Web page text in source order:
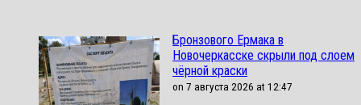
Бронзового Ермака в
Новочеркасске скрыли под слоем
чёрной краски
on 7 августа 2026 at 12:47